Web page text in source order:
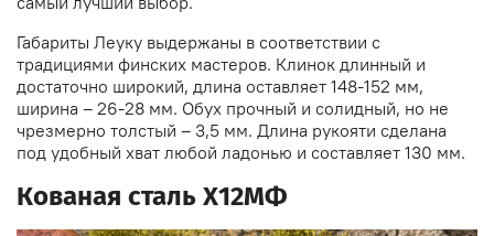
Габариты Леуку выдержаны в соответствии с
традициями финских мастеров. Клинок длинный и
достаточно широкий, длина оставляет 148-152 мм,
ширина – 26-28 мм. Обух прочный и солидный, но не
чрезмерно толстый – 3,5 мм. Длина рукояти сделана
под удобный хват любой ладонью и составляет 130 мм.
Кованая сталь Х12МФ